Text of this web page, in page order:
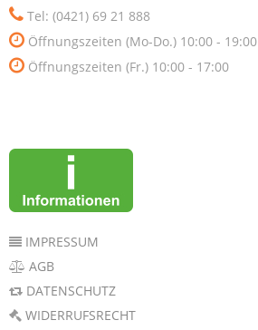
Tel: (0421) 69 21 888
Öffnungszeiten (Mo-Do.) 10:00 - 19:00
Öffnungszeiten (Fr.) 10:00 - 17:00
IMPRESSUM
AGB
DATENSCHUTZ
WIDERRUFSRECHT